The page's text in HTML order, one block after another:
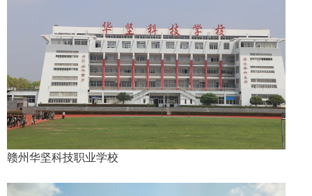
赣州华坚科技职业学校